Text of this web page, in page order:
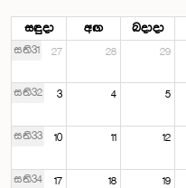
සඳුදා අඟ බදාදා
සති31 27 28 29
සති32 3 4 5
සති33 10 11 12
සති34 17 18 19